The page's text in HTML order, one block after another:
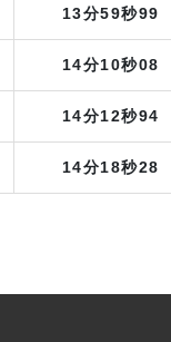
13分59秒99
14分10秒08
14分12秒94
14分18秒28